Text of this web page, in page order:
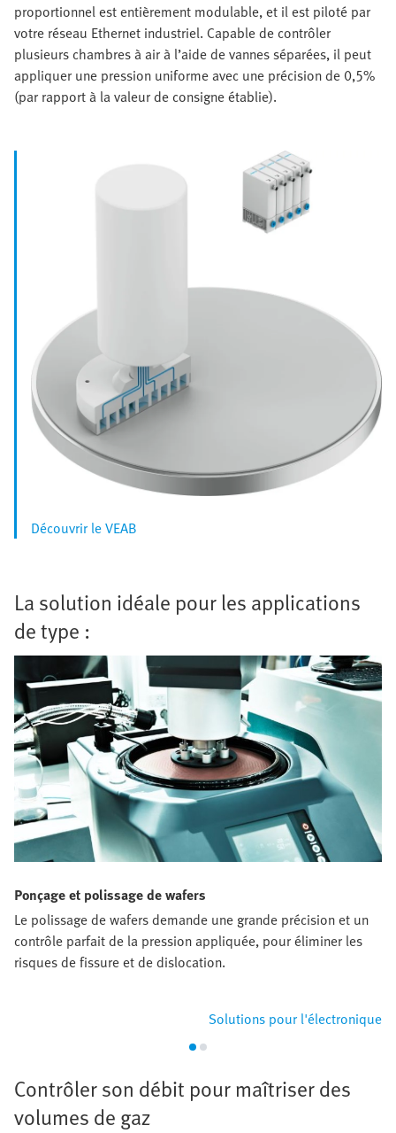
proportionnel est entièrement modulable, et il est piloté par
votre réseau Ethernet industriel. Capable de contrôler
plusieurs chambres à air à l’aide de vannes séparées, il peut
appliquer une pression uniforme avec une précision de 0,5%
(par rapport à la valeur de consigne établie).
Découvrir le VEAB
La solution idéale pour les applications
de type :
Ponçage et polissage de wafers
Le polissage de wafers demande une grande précision et un
contrôle parfait de la pression appliquée, pour éliminer les
risques de fissure et de dislocation.
Solutions pour l'électronique
Contrôler son débit pour maîtriser des
volumes de gaz